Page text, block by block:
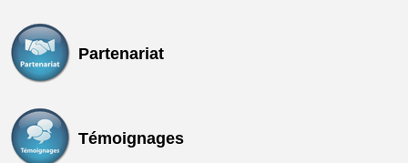
Partenariat
Témoignages